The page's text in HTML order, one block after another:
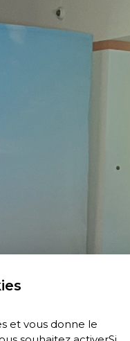
et vous donne le